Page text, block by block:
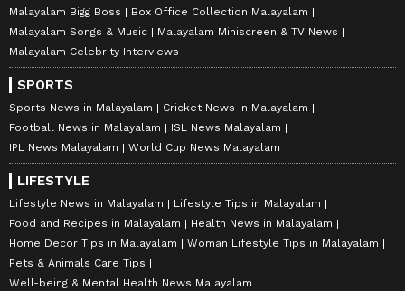
Malayalam Bigg Boss
Box Office Collection Malayalam
Malayalam Songs & Music
Malayalam Miniscreen & TV News
Malayalam Celebrity Interviews
SPORTS
Sports News in Malayalam
Cricket News in Malayalam
Football News in Malayalam
ISL News Malayalam
IPL News Malayalam
World Cup News Malayalam
LIFESTYLE
Lifestyle News in Malayalam
Lifestyle Tips in Malayalam
Food and Recipes in Malayalam
Health News in Malayalam
Home Decor Tips in Malayalam
Woman Lifestyle Tips in Malayalam
Pets & Animals Care Tips
Well-being & Mental Health News Malayalam